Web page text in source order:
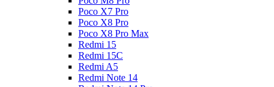
Poco X7 Pro
Poco X8 Pro
Poco X8 Pro Max
Redmi 15
Redmi 15C
Redmi A5
Redmi Note 14